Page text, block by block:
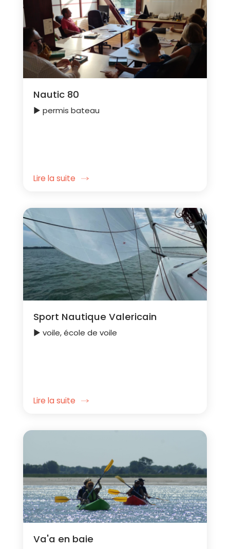
Nautic 80
► permis bateau
Lire la suite
Sport Nautique Valericain
► voile, école de voile
Lire la suite
Va'a en baie